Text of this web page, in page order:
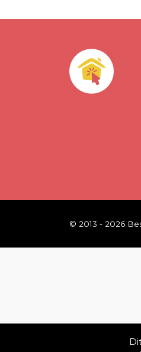
© 2013 - 2026